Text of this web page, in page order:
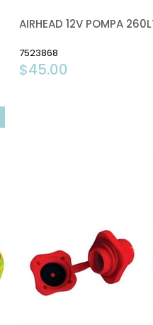
7523868
$45.00